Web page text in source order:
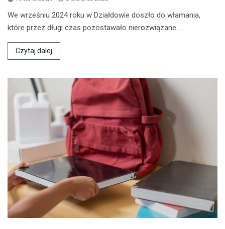
We wrześniu 2024 roku w Działdowie doszło do włamania,
które przez długi czas pozostawało nierozwiązane.…
Czytaj dalej